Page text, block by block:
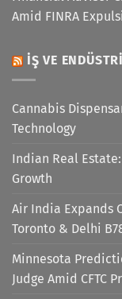
Amid FINRA
İŞ VE ENDÜSTRI
Cannabis
Technology
Indian Real
Growth
Air India Expands
Toronto & Delhi
Minnesota
Judge Amid CFTC